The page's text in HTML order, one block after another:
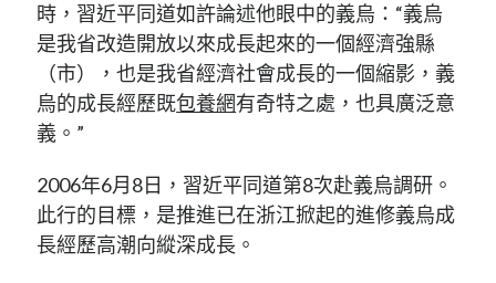
時，習近平同道如許論述他眼中的義烏：“義烏
是我省改造開放以來成長起來的一個經濟強縣
（市），也是我省經濟社會成長的一個縮影，義
烏的成長經歷既包養網有奇特之處，也具廣泛意
義。”
2006年6月8日，習近平同道第8次赴義烏調研。
此行的目標，是推進已在浙江掀起的進修義烏成
長經歷高潮向縱深成長。